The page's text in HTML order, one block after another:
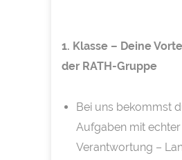
1. Klasse – Deine
der RATH-Gruppe
Bei uns bekommst
Aufgaben mit echter
Verantwortung –